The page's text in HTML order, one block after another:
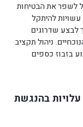
לשפר את הבטיחות
עשויות להיתקל
לבצע שדרוגים
ניהול תקציב
בזבוז כספים
בהנגשת